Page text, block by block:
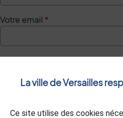
Votre email *
Votre message*
La ville de Versailles
Ce site utilise des cookies